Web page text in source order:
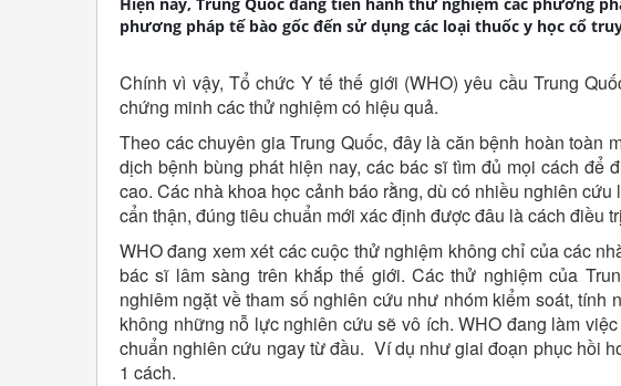
phương pháp tế bào gốc đến sử dụng các loại thuốc y học cổ
Chính vì vậy, Tổ chức Y tế thế giới (WHO) yêu cầu Trung
chứng minh các thử nghiệm có hiệu quả.
Theo các chuyên gia Trung Quốc, đây là căn bệnh hoàn toàn
dịch bệnh bùng phát hiện nay, các bác sĩ tìm đủ mọi cách để
cao. Các nhà khoa học cảnh báo rằng, dù có nhiều nghiên
cẩn thận, đúng tiêu chuẩn mới xác định được đâu là cách điều
WHO đang xem xét các cuộc thử nghiệm không chỉ của các
bác sĩ lâm sàng trên khắp thế giới. Các thử nghiệm của
nghiêm ngặt về tham số nghiên cứu như nhóm kiểm soát,
không những nỗ lực nghiên cứu sẽ vô ích. WHO đang làm
chuẩn nghiên cứu ngay từ đầu. Ví dụ như giai đoạn phục hồi
1 cách.